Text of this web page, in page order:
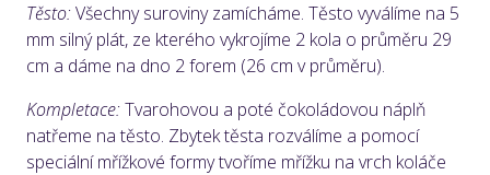
Těsto:Všechny suroviny zamícháme. Těsto vyválíme na 5
mm silný plát, ze kterého vykrojíme 2 kola o průměru 29
cm a dáme na dno 2 forem (26 cm v průměru).
Kompletace:Tvarohovou a poté čokoládovou náplň
natřeme na těsto. Zbytek těsta rozválíme a pomocí
speciální mřížkové formy tvoříme mřížku na vrch koláče